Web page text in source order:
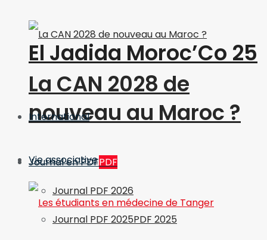
La CAN 2028 de
nouveau au Maroc ?
Journal en PDFPDF
Journal PDF 2026
Journal PDF 2025PDF 2025
El Jadida Moroc’Co 25
International
Vie associative